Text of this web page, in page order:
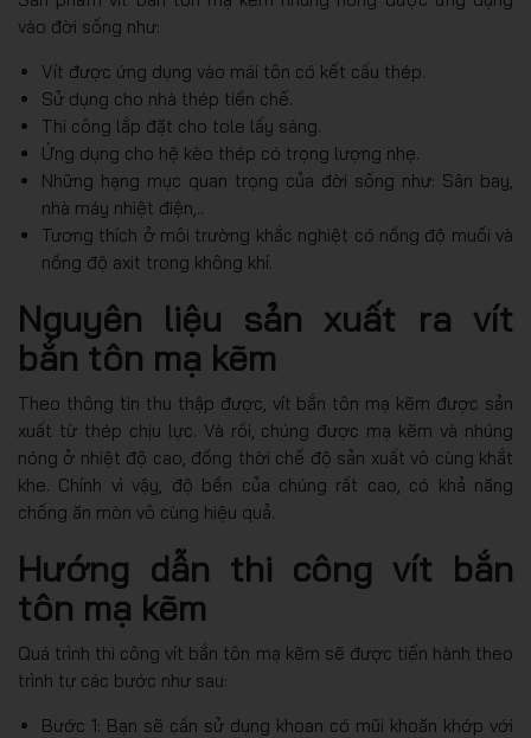
vào đời sống như:
Vít được ứng dụng vào mái tôn có kết cấu thép.
Sử dụng cho nhà thép tiền chế.
Thi công lắp đặt cho tole lấy sáng.
Ứng dụng cho hệ kèo thép có trọng lượng nhẹ.
Những hạng mục quan trọng của đời sống như: Sân bay,
nhà máy nhiệt điện,..
Tương thích ở môi trường khắc nghiệt có nồng độ muối và
nồng độ axit trong không khí.
Nguyên liệu sản xuất ra vít
bắn tôn mạ kẽm
Theo thông tin thu thập được, vít bắn tôn mạ kẽm được sản
xuất từ thép chịu lực. Và rồi, chúng được mạ kẽm và nhúng
nóng ở nhiệt độ cao, đồng thời chế độ sản xuất vô cùng khắt
khe. Chính vì vậy, độ bền của chúng rất cao, có khả năng
chống ăn mòn vô cùng hiệu quả.
Hướng dẫn thi công vít bắn
tôn mạ kẽm
Quá trình thi công vít bắn tôn mạ kẽm sẽ được tiến hành theo
trình tự các bước như sau:
Bước 1: Bạn sẽ cần sử dụng khoan có mũi khoăn khớp với